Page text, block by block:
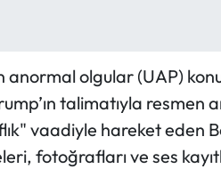
anormal olgular (UAP)
talimatıyla resmen
vaadiyle hareket eden
fotoğrafları ve ses